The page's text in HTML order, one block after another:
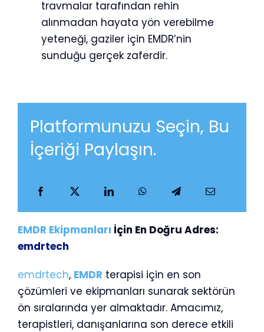
travmalar tarafından rehin
alınmadan hayata yön verebilme
yeteneği, gaziler için EMDR’nin
sunduğu gerçek zaferdir.
Platformunuzu Seçin, Bu
İçeriği Paylaşın.
EMDR Ekipmanları İçin En Doğru Adres:
emdrtech
emdrtech, EMDR terapisi için en son
çözümleri ve ekipmanları sunarak sektörün
ön sıralarında yer almaktadır. Amacımız,
terapistleri, danışanlarına son derece etkili